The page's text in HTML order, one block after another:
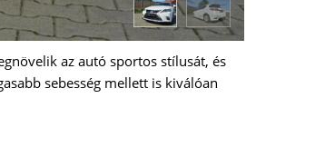
az autó sportos stílusát, és
sebesség mellett is kiválóan